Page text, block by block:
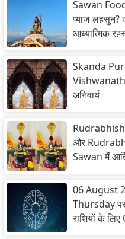
Sawan Food
प्याज-लहसुन?
आध्यात्मिक
Skanda
Vishwanath
अनिवार्य
और
Sawan में
06 August
Thursday
राशियों के